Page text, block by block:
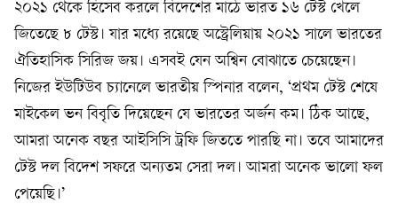
২০২১ থেকে হিসেব করলে বিদেশের মাঠে ভারত ১৬ টেস্ট খেলে
জিতেছে ৮ টেস্ট। যার মধ্যে রয়েছে অস্ট্রেলিয়ায় ২০২১ সালে ভারতের
ঐতিহাসিক সিরিজ জয়। এসবই যেন অশ্বিন বোঝাতে চেয়েছেন।
নিজের ইউটিউব চ্যানেলে ভারতীয় স্পিনার বলেন, ‘প্রথম টেস্ট শেষে
মাইকেল ভন বিবৃতি দিয়েছেন যে ভারতের অর্জন কম। ঠিক আছে,
আমরা অনেক বছর আইসিসি ট্রফি জিততে পারছি না। তবে আমাদের
টেস্ট দল বিদেশ সফরে অন্যতম সেরা দল। আমরা অনেক ভালো ফল
পেয়েছি।’